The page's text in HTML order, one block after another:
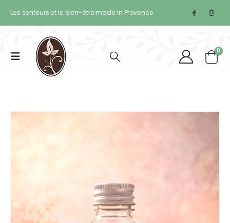
Les senteurs et le bien-être made in Provence
0